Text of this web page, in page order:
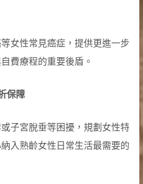
女性常見癌症，提供更進一步
費療程的重要後盾。
保障
子宮脫垂等困擾，規劃女性特
入熟齡女性日常生活最需要的